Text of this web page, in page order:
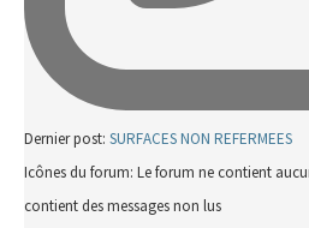
Dernier post: SURFACES NON REFERMEES
Icônes du forum: Le forum ne contient
contient des messages non lus